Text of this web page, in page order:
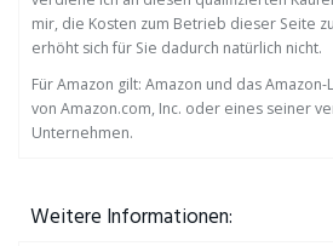
mir, die Kosten zum Betrieb dieser Seite
erhöht sich für Sie dadurch natürlich nicht.
Für Amazon gilt: Amazon und das
von Amazon.com, Inc. oder eines seiner
Unternehmen.
Weitere Informationen: